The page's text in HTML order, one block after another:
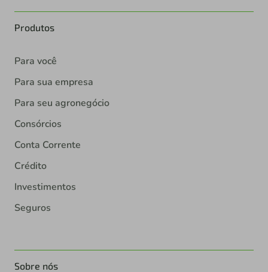
Produtos
Para você
Para sua empresa
Para seu agronegócio
Consórcios
Conta Corrente
Crédito
Investimentos
Seguros
Sobre nós